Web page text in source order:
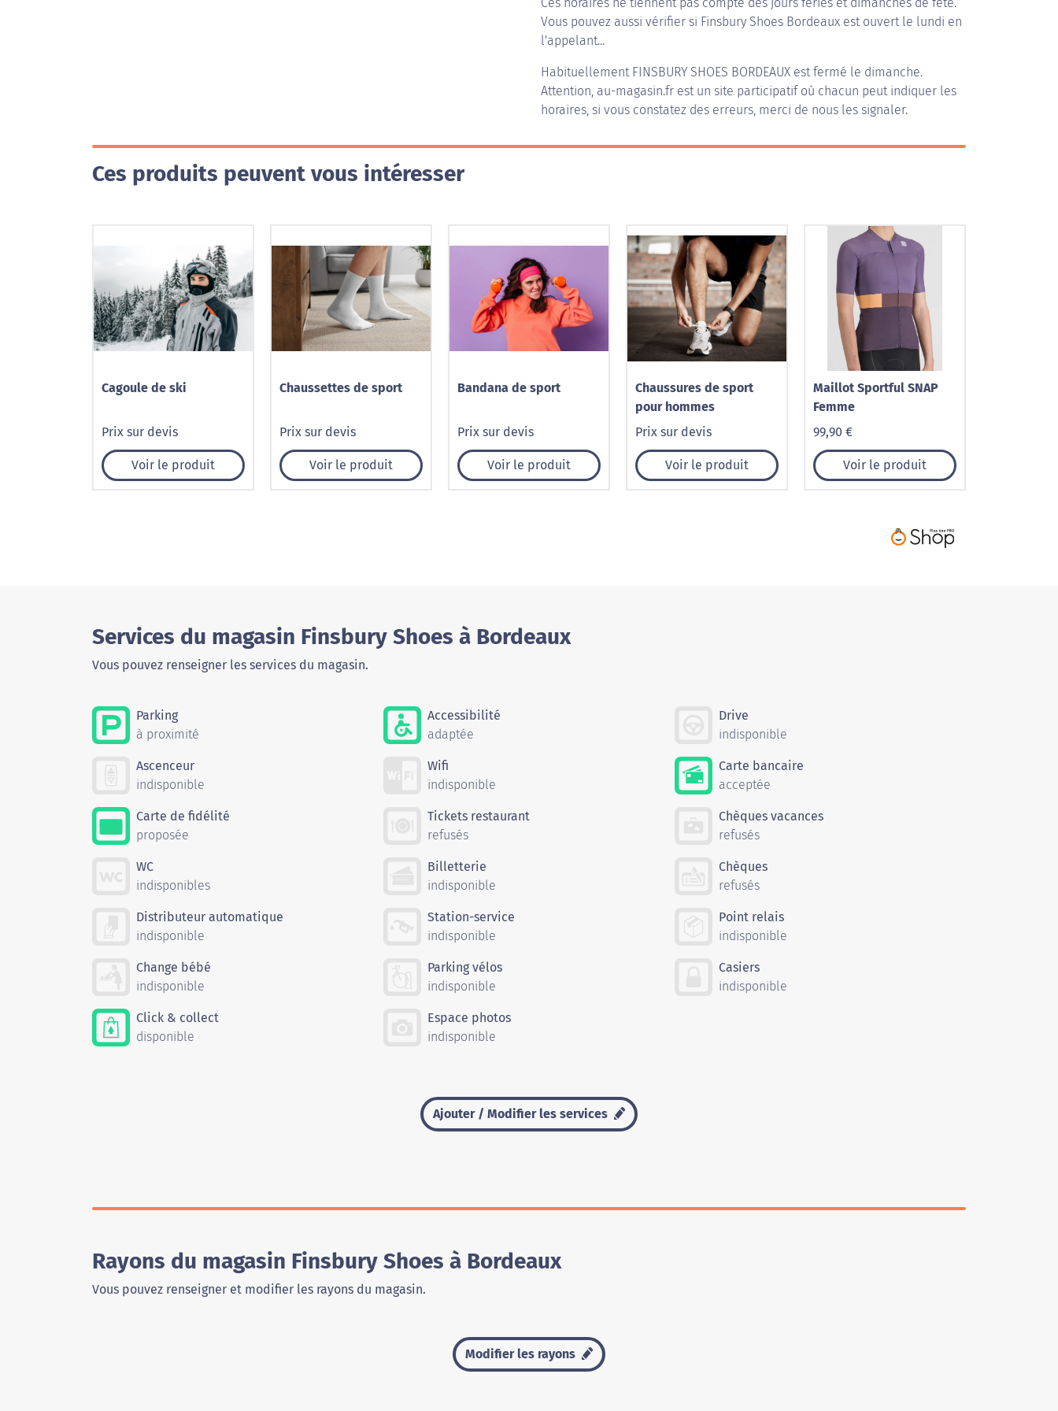
Vous pouvez aussi vérifier si Finsbury Shoes Bordeaux est ouvert le lundi en
l'appelant...
Habituellement FINSBURY SHOES BORDEAUX est fermé le dimanche.
Attention, au-magasin.fr est un site participatif où chacun peut indiquer les
horaires, si vous constatez des erreurs, merci de nous les signaler.
Ces produits peuvent vous intéresser
Cagoule de ski
Prix sur devis
Voir le produit
Chaussettes de sport
Prix sur devis
Voir le produit
Bandana de sport
Prix sur devis
Voir le produit
Chaussures de sport
pour hommes
Prix sur devis
Voir le produit
Maillot Sportful SNAP
Femme
99,90 €
Voir le produit
Services du magasin Finsbury Shoes à Bordeaux
Vous pouvez renseigner les services du magasin.
Parking
à proximité
Accessibilité
adaptée
Drive
indisponible
Ascenceur
indisponible
Wifi
indisponible
Carte bancaire
acceptée
Carte de fidélité
proposée
Tickets restaurant
refusés
Chèques vacances
refusés
WC
indisponibles
Billetterie
indisponible
Chèques
refusés
Distributeur automatique
indisponible
Station-service
indisponible
Point relais
indisponible
Change bébé
indisponible
Parking vélos
indisponible
Casiers
indisponible
Click & collect
disponible
Espace photos
indisponible
Ajouter / Modifier les services
Rayons du magasin Finsbury Shoes à Bordeaux
Vous pouvez renseigner et modifier les rayons du magasin.
Modifier les rayons